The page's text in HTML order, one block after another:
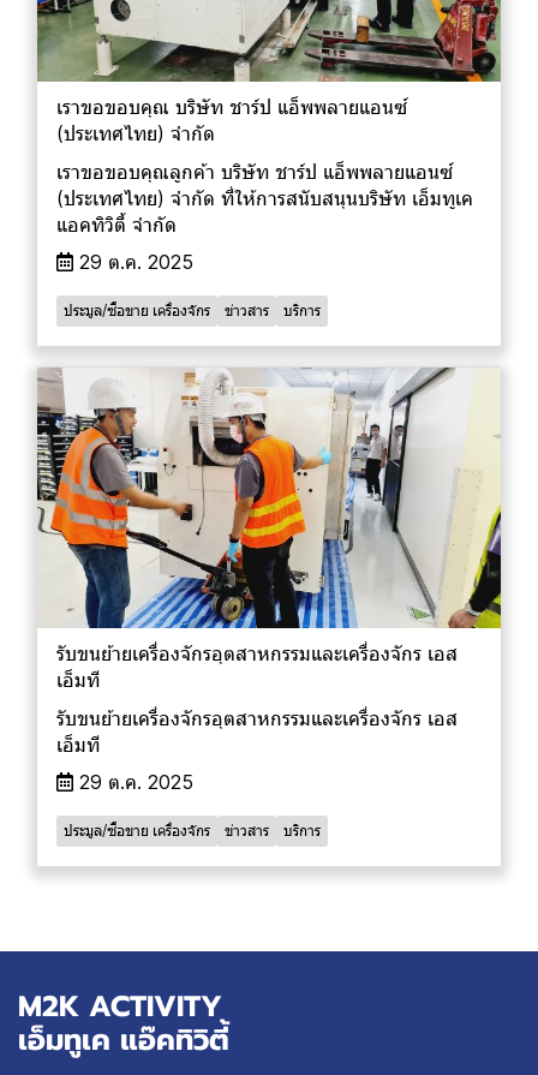
เราขอขอบคุณ บริษัท ชาร์ป แอ็พพลายแอนซ์
(ประเทศไทย) จำกัด
เราขอขอบคุณลูกค้า บริษัท ชาร์ป แอ็พพลายแอนซ์
(ประเทศไทย) จำกัด ที่ให้การสนับสนุนบริษัท เอ็มทูเค
แอคทิวิตี้ จำกัด
29 ต.ค. 2025
ประมูล/ซื้อขาย เครื่องจักร ข่าวสาร บริการ
รับขนย้ายเครื่องจักรอุตสาหกรรมและเครื่องจักร เอส
เอ็มที
รับขนย้ายเครื่องจักรอุตสาหกรรมและเครื่องจักร เอส
เอ็มที
29 ต.ค. 2025
ประมูล/ซื้อขาย เครื่องจักร ข่าวสาร บริการ
M2K ACTIVITY
เอ็มทูเค แอ๊คทิวิตี้